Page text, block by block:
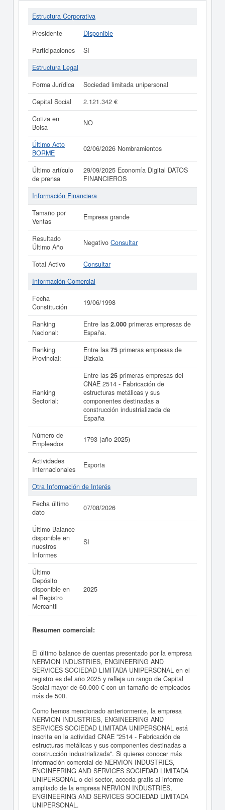
Estructura Corporativa
Presidente
Disponible
Participaciones
SI
Estructura Legal
Forma Jurídica
Sociedad limitada unipersonal
Capital Social
2.121.342 €
Cotiza en
Bolsa
NO
Último Acto
BORME
02/06/2026 Nombramientos
Último artículo
de prensa
29/09/2025 Economía Digital DATOS
FINANCIEROS
Información Financiera
Tamaño por
Ventas
Empresa grande
Resultado
Último Año
Negativo Consultar
Total Activo
Consultar
Información Comercial
Fecha
Constitución
19/06/1998
Ranking
Nacional:
Entre las 2.000 primeras empresas de
España.
Ranking
Provincial:
Entre las 75 primeras empresas de
Bizkaia
Ranking
Sectorial:
Entre las 25 primeras empresas del
CNAE 2514 - Fabricación de
estructuras metálicas y sus
componentes destinadas a
construcción industrializada de
España
Número de
Empleados
1793 (año 2025)
Actividades
Internacionales
Exporta
Otra Información de Interés
Fecha último
dato
07/08/2026
Último Balance
disponible en
nuestros
Informes
SI
Último
Depósito
disponible en
el Registro
Mercantil
2025
Resumen comercial:
El último balance de cuentas presentado por la empresa
NERVION INDUSTRIES, ENGINEERING AND
SERVICES SOCIEDAD LIMITADA UNIPERSONAL en el
registro es del año 2025 y refleja un rango de Capital
Social mayor de 60.000 € con un tamaño de empleados
más de 500.
Como hemos mencionado anteriormente, la empresa
NERVION INDUSTRIES, ENGINEERING AND
SERVICES SOCIEDAD LIMITADA UNIPERSONAL está
inscrita en la actividad CNAE "2514 - Fabricación de
estructuras metálicas y sus componentes destinadas a
construcción industrializada". Si quieres conocer más
información comercial de NERVION INDUSTRIES,
ENGINEERING AND SERVICES SOCIEDAD LIMITADA
UNIPERSONAL o del sector, acceda gratis al informe
ampliado de la empresa NERVION INDUSTRIES,
ENGINEERING AND SERVICES SOCIEDAD LIMITADA
UNIPERSONAL.